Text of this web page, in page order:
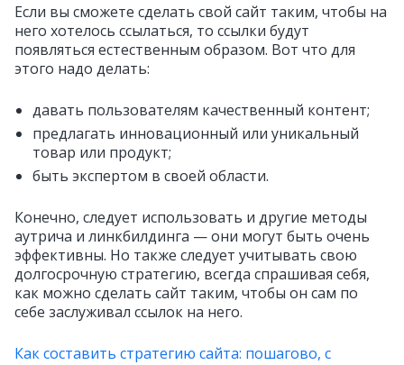
Если вы сможете сделать свой сайт таким, чтобы на
него хотелось ссылаться, то ссылки будут
появляться естественным образом. Вот что для
этого надо делать:
давать пользователям качественный контент;
предлагать инновационный или уникальный
товар или продукт;
быть экспертом в своей области.
Конечно, следует использовать и другие методы
аутрича и линкбилдинга — они могут быть очень
эффективны. Но также следует учитывать свою
долгосрочную стратегию, всегда спрашивая себя,
как можно сделать сайт таким, чтобы он сам по
себе заслуживал ссылок на него.
Как составить стратегию сайта: пошагово, с